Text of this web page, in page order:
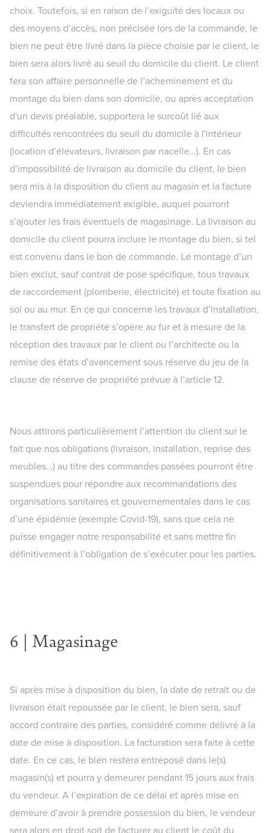
choix. Toutefois, si en raison de l’exiguïté des locaux ou
des moyens d’accès, non précisée lors de la commande, le
bien ne peut être livré dans la pièce choisie par le client, le
bien sera alors livré au seuil du domicile du client. Le client
fera son affaire personnelle de l’acheminement et du
montage du bien dans son domicile, ou après acceptation
d'un devis préalable, supportera le surcoût lié aux
difficultés rencontrées du seuil du domicile à l'intérieur
(location d’élévateurs, livraison par nacelle…). En cas
d’impossibilité de livraison au domicile du client, le bien
sera mis à la disposition du client au magasin et la facture
deviendra immédiatement exigible, auquel pourront
s’ajouter les frais éventuels de magasinage. La livraison au
domicile du client pourra inclure le montage du bien, si tel
est convenu dans le bon de commande. Le montage d’un
bien exclut, sauf contrat de pose spécifique, tous travaux
de raccordement (plomberie, électricité) et toute fixation au
sol ou au mur. En ce qui concerne les travaux d’installation,
le transfert de propriété s’opère au fur et à mesure de la
réception des travaux par le client ou l’architecte ou la
remise des états d’avancement sous réserve du jeu de la
clause de réserve de propriété prévue à l’article 12.
Nous attirons particulièrement l’attention du client sur le
fait que nos obligations (livraison, installation, reprise des
meubles…) au titre des commandes passées pourront être
suspendues pour répondre aux recommandations des
organisations sanitaires et gouvernementales dans le cas
d’une épidémie (exemple Covid-19), sans que cela ne
puisse engager notre responsabilité et sans mettre fin
définitivement à l’obligation de s’exécuter pour les parties.
6 | Magasinage
Si après mise à disposition du bien, la date de retrait ou de
livraison était repoussée par le client, le bien sera, sauf
accord contraire des parties, considéré comme délivré à la
date de mise à disposition. La facturation sera faite à cette
date. En ce cas, le bien restera entreposé dans le(s)
magasin(s) et pourra y demeurer pendant 15 jours aux frais
du vendeur. A l’expiration de ce délai et après mise en
demeure d’avoir à prendre possession du bien, le vendeur
sera alors en droit soit de facturer au client le coût du